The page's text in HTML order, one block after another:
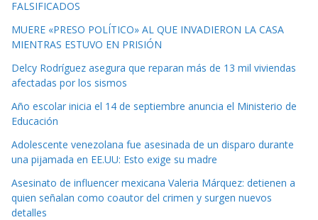
FALSIFICADOS
MUERE «PRESO POLÍTICO» AL QUE INVADIERON LA CASA
MIENTRAS ESTUVO EN PRISIÓN
Delcy Rodríguez asegura que reparan más de 13 mil viviendas
afectadas por los sismos
Año escolar inicia el 14 de septiembre anuncia el Ministerio de
Educación
Adolescente venezolana fue asesinada de un disparo durante
una pijamada en EE.UU: Esto exige su madre
Asesinato de influencer mexicana Valeria Márquez: detienen a
quien señalan como coautor del crimen y surgen nuevos
detalles